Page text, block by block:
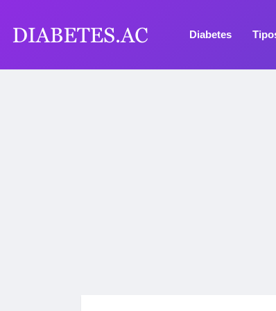
Diabetes